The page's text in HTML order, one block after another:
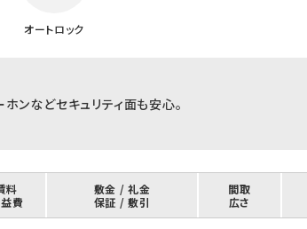
オートロック
ンなどセキュリティ面も安心。
料
費
敷金 / 礼金
保証 / 敷引
間取
広さ